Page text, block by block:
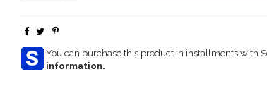
You can purchase this product in installments with
information.